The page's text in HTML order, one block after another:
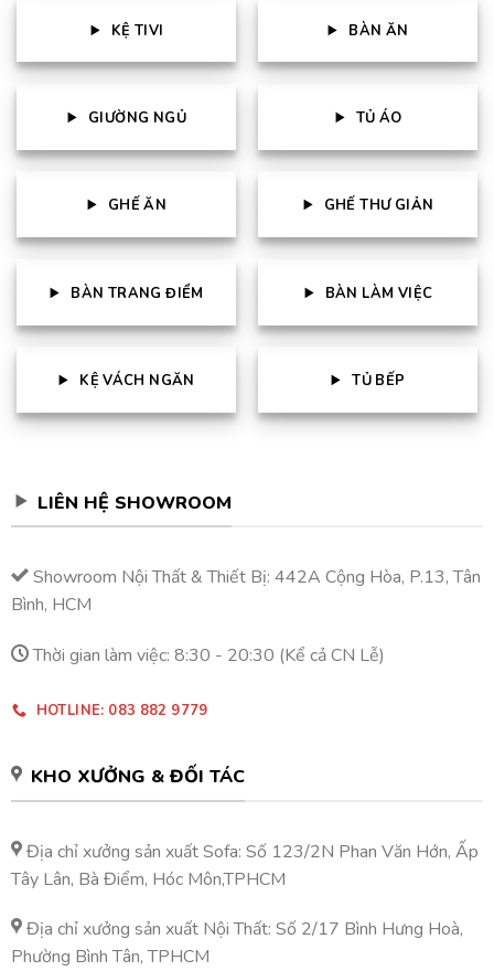
KỆ TIVI BÀN ĂN
GIƯỜNG NGỦ TỦ ÁO
GHẾ ĂN GHẾ THƯ GIẢN
BÀN TRANG ĐIỂM BÀN LÀM VIỆC
KỆ VÁCH NGĂN TỦ BẾP
LIÊN HỆ SHOWROOM
Showroom Nội Thất & Thiết Bị: 442A Cộng Hòa, P.13, Tân
Bình, HCM
Thời gian làm việc: 8:30 - 20:30 (Kể cả CN Lễ)
HOTLINE: 083 882 9779
KHO XƯỞNG & ĐỐI TÁC
Địa chỉ xưởng sản xuất Sofa: Số 123/2N Phan Văn Hớn, Ấp
Tây Lân, Bà Điểm, Hóc Môn,TPHCM
Địa chỉ xưởng sản xuất Nội Thất: Số 2/17 Bình Hưng Hoà,
Phường Bình Tân, TPHCM